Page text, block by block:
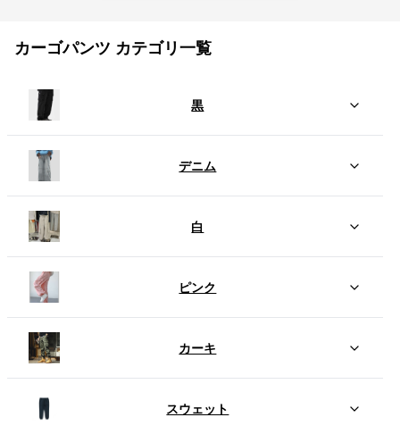
カーゴパンツ カテゴリ一覧
黒
デニム
白
ピンク
カーキ
スウェット